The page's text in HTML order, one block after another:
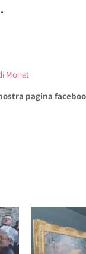
Monet
pagina